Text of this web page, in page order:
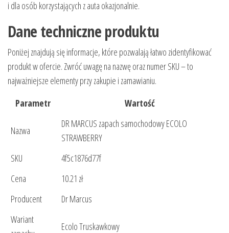
i dla osób korzystających z auta okazjonalnie.
Dane techniczne produktu
Poniżej znajdują się informacje, które pozwalają łatwo zidentyfikować
produkt w ofercie. Zwróć uwagę na nazwę oraz numer SKU – to
najważniejsze elementy przy zakupie i zamawianiu.
Parametr
Wartość
Nazwa
DR MARCUS zapach samochodowy ECOLO
STRAWBERRY
SKU
4f5c1876d77f
Cena
10.21 zł
Producent
Dr Marcus
Wariant
Ecolo Truskawkowy